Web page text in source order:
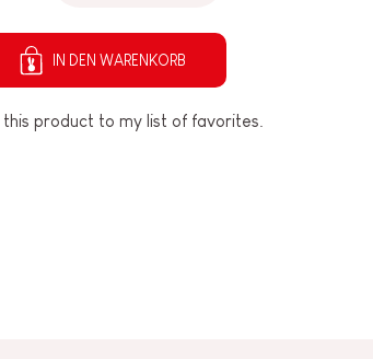
IN DEN WARENKORB
product to my list of favorites.